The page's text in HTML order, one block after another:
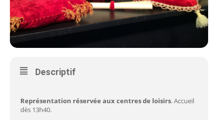
Descriptif
Représentation réservée aux centres de loisirs. Accueil
dès 13h40.